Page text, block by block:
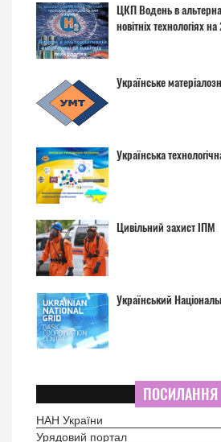
ЦКП Водень в
новітніх технологіях
Українське
Українська
Цивільний захист ІПМ
Український
ПОСИЛАННЯ
НАН України
Урядовий портал